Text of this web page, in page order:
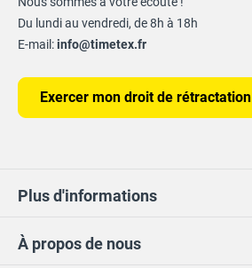
À propos de nous
Du lundi au vendredi, de 8h à 18h
E-mail:info@timetex.fr
Exercer mon droit de rétractation
Plus d'informations